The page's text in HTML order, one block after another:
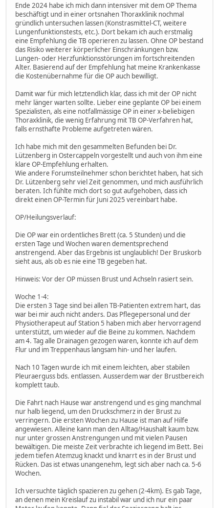
Ende 2024 habe ich mich dann intensiver mit dem OP Thema
beschäftigt und in einer ortsnahen Thoraxklinik nochmal
gründlich untersuchen lassen (Konstrasmittel-CT, weitere
Lungenfunktionstests, etc.). Dort bekam ich auch erstmalig
eine Empfehlung die TB operieren zu lassen. Ohne OP bestand
das Risiko weiterer körperlicher Einschränkungen bzw.
Lungen- oder Herzfunktionsstörungen im fortschreitenden
Alter. Basierend auf der Empfehlung hat meine Krankenkasse
die Kostenübernahme für die OP auch bewilligt.
Damit war für mich letztendlich klar, dass ich mit der OP nicht
mehr länger warten sollte. Lieber eine geplante OP bei einem
Spezialisten, als eine notfallmässige OP in einer x-beliebigen
Thoraxklinik, die wenig Erfahrung mit TB OP-Verfahren hat,
falls ernsthafte Probleme aufgetreten wären.
Ich habe mich mit den gesammelten Befunden bei Dr.
Lützenberg in Ostercappeln vorgestellt und auch von ihm eine
klare OP-Empfehlung erhalten.
Wie andere Forumsteilnehmer schon berichtet haben, hat sich
Dr. Lützenberg sehr viel Zeit genommen, und mich ausführlich
beraten. Ich fühlte mich dort so gut aufgehoben, dass ich
direkt einen OP-Termin für Juni 2025 vereinbart habe.
OP/Heilungsverlauf:
Die OP war ein ordentliches Brett (ca. 5 Stunden) und die
ersten Tage und Wochen waren dementsprechend
anstrengend. Aber das Ergebnis ist unglaublich! Der Bruskorb
sieht aus, als ob es nie eine TB gegeben hat.
Hinweis: Vor der OP müssen Brust und Achseln rasiert sein.
Woche 1-4:
Die ersten 3 Tage sind bei allen TB-Patienten extrem hart, das
war bei mir auch nicht anders. Das Pflegepersonal und der
Physiotherapeut auf Station 5 haben mich aber hervorragend
unterstützt, um wieder auf die Beine zu kommen. Nachdem
am 4. Tag alle Drainagen gezogen waren, konnte ich auf dem
Flur und im Treppenhaus langsam hin- und her laufen.
Nach 10 Tagen wurde ich mit einem leichten, aber stabilen
Pleuraerguss bds. entlassen. Ausserdem war der Brustbereich
komplett taub.
Die Fahrt nach Hause war anstrengend und es ging manchmal
nur halb liegend, um den Druckschmerz in der Brust zu
verringern. Die ersten Wochen zu Hause ist man auf Hilfe
angewiesen. Alleine kann man den Alltag/Haushalt kaum bzw.
nur unter grossen Anstrengungen und mit vielen Pausen
bewältigen. Die meiste Zeit verbrachte ich liegend im Bett. Bei
jedem tiefen Atemzug knackt und knarrt es in der Brust und
Rücken. Das ist etwas unangenehm, legt sich aber nach ca. 5-6
Wochen.
Ich versuchte täglich spazieren zu gehen (2-4km). Es gab Tage,
an denen mein Kreislauf zu instabil war und ich nur ein paar